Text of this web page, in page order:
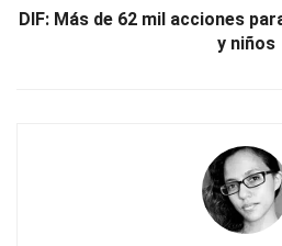
DIF: Más de 62 mil acciones
y niños